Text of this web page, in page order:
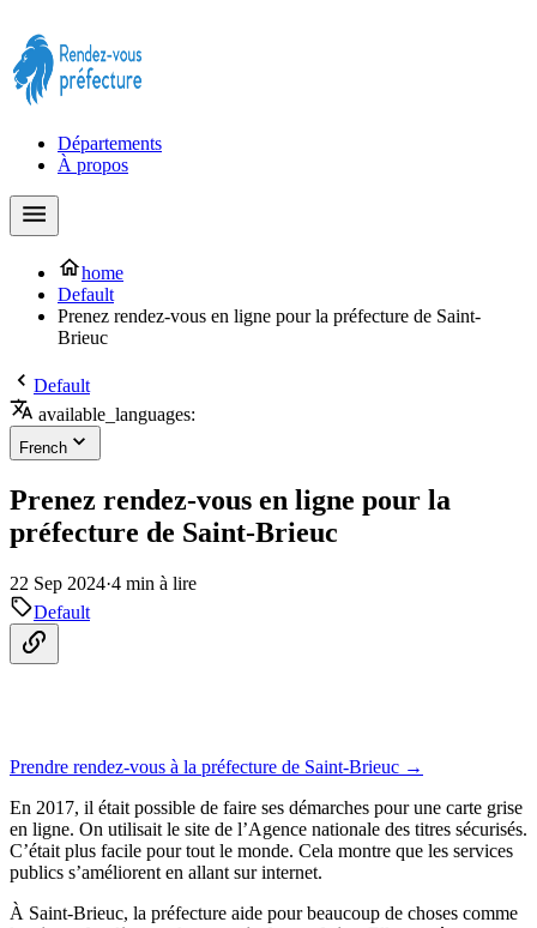
Départements
À propos
home
Default
Prenez rendez-vous en ligne pour la préfecture de Saint-
Brieuc
Default
available_languages:
French
Prenez rendez-vous en ligne pour la
préfecture de Saint-Brieuc
22 Sep 2024·4 min à lire
Default
Prendre rendez-vous à la préfecture de Saint-Brieuc →
En 2017, il était possible de faire ses démarches pour une carte grise
en ligne. On utilisait le site de l’Agence nationale des titres sécurisés.
C’était plus facile pour tout le monde. Cela montre que les services
publics s’améliorent en allant sur internet.
À Saint-Brieuc, la préfecture aide pour beaucoup de choses comme